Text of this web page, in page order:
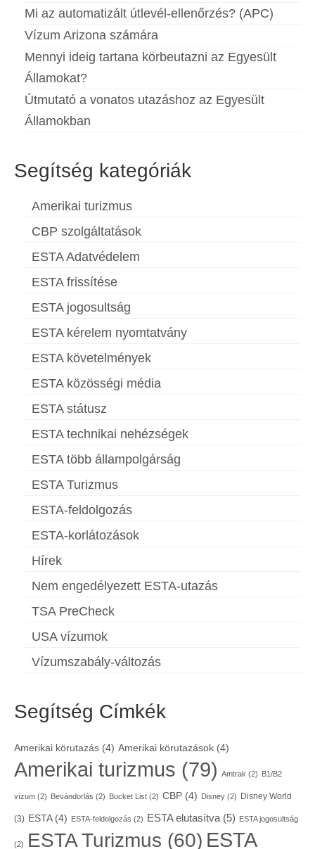
Mi az automatizált útlevél-ellenőrzés? (APC)
Vízum Arizona számára
Mennyi ideig tartana körbeutazni az Egyesült
Államokat?
Útmutató a vonatos utazáshoz az Egyesült
Államokban
Segítség kategóriák
Amerikai turizmus
CBP szolgáltatások
ESTA Adatvédelem
ESTA frissítése
ESTA jogosultság
ESTA kérelem nyomtatvány
ESTA követelmények
ESTA közösségi média
ESTA státusz
ESTA technikai nehézségek
ESTA több állampolgárság
ESTA Turizmus
ESTA-feldolgozás
ESTA-korlátozások
Hírek
Nem engedélyezett ESTA-utazás
TSA PreCheck
USA vízumok
Vízumszabály-változás
Segítség Címkék
Amerikai körutazás (4) Amerikai körutazások (4)
Amerikai turizmus (79) Amtrak (2) B1/B2
vízum (2) Bevándorlás (2) Bucket List (2) CBP (4) Disney (2) Disney World
(3) ESTA(4) ESTA-feldolgozás (2) ESTA elutasítva(5) ESTA jogosultság
(2) ESTA Turizmus (60) ESTA